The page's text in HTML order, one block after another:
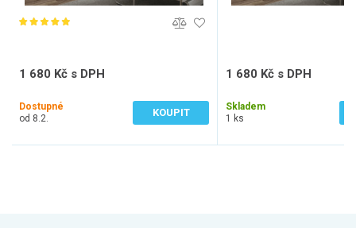
1 680 Kč s DPH
Dostupné
od 8.2.
KOUPIT
1 680 Kč s DPH
Skladem
1 ks